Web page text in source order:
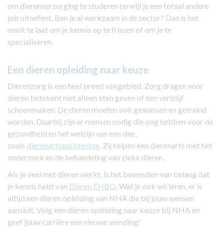
om dierenverzorging te studeren terwijl je een totaal andere
job uitoefent. Ben je al werkzaam in de sector? Dan is het
nooit te laat om je kennis op te frissen of om je te
specialiseren.
Een dieren opleiding naar keuze
Dierenzorg is een heel breed vakgebied. Zorg dragen voor
dieren betekent niet alleen eten geven of een verblijf
schoonmaken. De dieren moeten ook gewassen en getraind
worden. Daarbij zijn er mensen nodig die oog hebben voor de
gezondheid en het welzijn van een dier,
zoals dierenartsassistenten . Zij helpen een dierenarts met het
onderzoek en de behandeling van zieke dieren.
Als je veel met dieren werkt, is het bovendien van belang dat
je kennis hebt van Dieren EHBO . Wat je ook wil leren, er is
altijd een dieren opleiding van NHA die bij jouw wensen
aansluit. Volg een dieren opleiding naar keuze bij NHA en
geef jouw carrière een nieuwe wending!